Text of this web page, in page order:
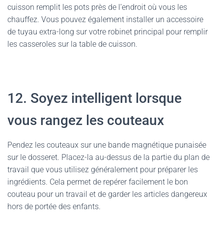
cuisson remplit les pots près de l’endroit où vous les
chauffez. Vous pouvez également installer un accessoire
de tuyau extra-long sur votre robinet principal pour remplir
les casseroles sur la table de cuisson.
12. Soyez intelligent lorsque
vous rangez les couteaux
Pendez les couteaux sur une bande magnétique punaisée
sur le dosseret. Placez-la au-dessus de la partie du plan de
travail que vous utilisez généralement pour préparer les
ingrédients. Cela permet de repérer facilement le bon
couteau pour un travail et de garder les articles dangereux
hors de portée des enfants.